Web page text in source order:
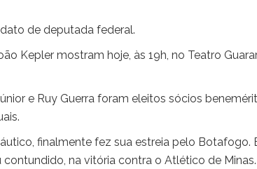
de deputada federal.
Kepler mostram hoje, às 19h, no Teatro
e Ruy Guerra foram eleitos sócios
finalmente fez sua estreia pelo Botafogo.
na vitória contra o Atlético de Minas.